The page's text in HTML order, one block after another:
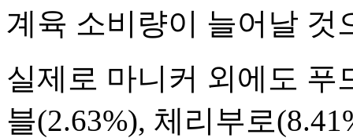
계육 소비량이 늘어날 것
실제로 마니커 외에도 푸
블(2.63%), 체리부로